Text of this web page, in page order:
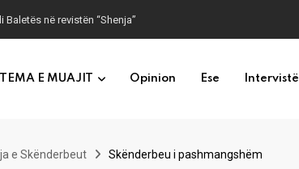
në revistën “Shenja”
TEMA E MUAJIT Opinion Ese Intervistë
e Skënderbeut Skënderbeu i pashmangshëm